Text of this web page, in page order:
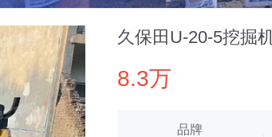
久保田U-20-5挖掘
8.3万
品牌